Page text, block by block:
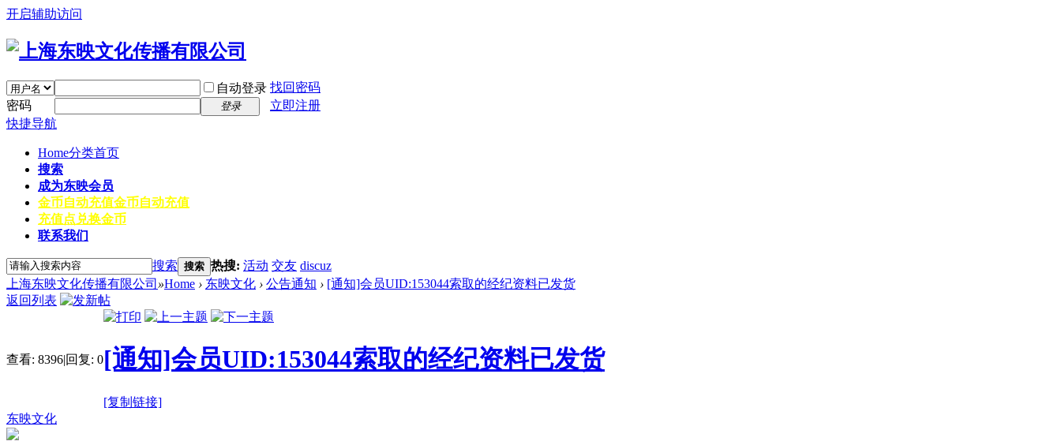
开启辅助访问
自动登录 找回密码
密码
登录
立即注册
快捷导航
Home分类首页
搜索
成为东映会员
金币自动充值金币自动充值
充值点兑换金币
联系我们
搜索 搜索 热搜: 活动 交友 discuz
上海东映文化传播有限公司 »Home › 东映文化 › 公告通知 › [通知]会员UID:153044索取的经纪资料已发货
返回列表
查看: 8396|回复: 0[通知]会员UID:153044索取的经纪资料已发货
[复制链接]
东映文化